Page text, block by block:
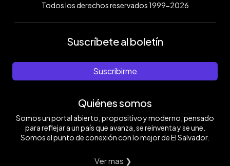
Todos los derechos reservados 1999-2026
Suscríbete al boletín
Suscribirme
Quiénes somos
Somos un portal abierto, propositivo y moderno, pensado
para reflejar a un país que avanza, se reinventa y se une.
Somos el punto de conexión con lo mejor de El Salvador.
Ver mas ❯